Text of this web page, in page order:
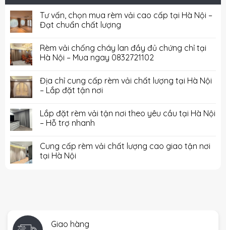
Tư vấn, chọn mua rèm vải cao cấp tại Hà Nội –
Đạt chuẩn chất lượng
Rèm vải chống cháy lan đầy đủ chứng chỉ tại
Hà Nội – Mua ngay 0832721102
Địa chỉ cung cấp rèm vải chất lượng tại Hà Nội
– Lắp đặt tận nơi
Lắp đặt rèm vải tận nơi theo yêu cầu tại Hà Nội
– Hỗ trợ nhanh
Cung cấp rèm vải chất lượng cao giao tận nơi
tại Hà Nội
Giao hàng